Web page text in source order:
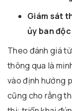
Giám sát
ủy ban độc
Theo đánh giá
thông qua là
vào định hướng
cũng cho rằng